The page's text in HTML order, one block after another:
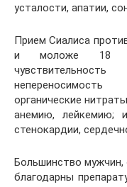
усталости, апатии,
Прием Сиалиса
и моложе 18
органические
анемию, лейкемию;
стенокардии,
Большинство мужчин,
благодарны